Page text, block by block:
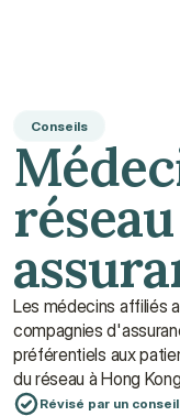
Conseils
Les médecins affiliés
compagnies
préférentiels aux
du réseau à Hong
Révisé par un